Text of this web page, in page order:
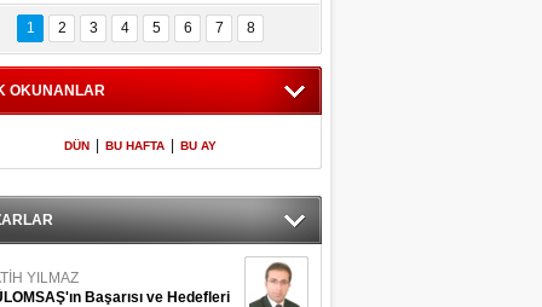
İstanbul
Adaları
600 milletvekilinin
listesi
1 2 3 4 5 6 7 8
OKUNANLAR
DÜN BU HAFTA BU AY
YILMAZ
Başarısı ve Hedefleri